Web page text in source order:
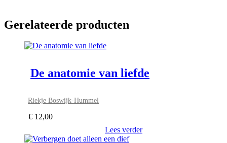
Gerelateerde producten
De anatomie van liefde
Riekje Boswijk-Hummel
€ 12,00
Lees verder